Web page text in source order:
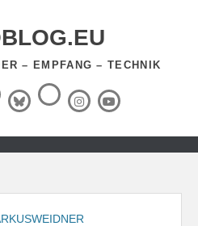
– EMPFANG – TECHNIK
BlueSky
RSS-
Feed InstagramYouTube